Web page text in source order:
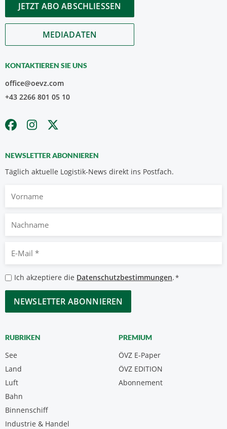
JETZT ABO ABSCHLIESSEN
MEDIADATEN
KONTAKTIEREN SIE UNS
office@oevz.com
+43 2266 801 05 10
NEWSLETTER ABONNIEREN
Täglich aktuelle Logistik-News direkt ins Postfach.
Nachname
Mail
*
Datenschutzbestimmungen
*
Ich akzeptiere die Datenschutzbestimmungen.*
CAPTCHA
RUBRIKEN
See
Land
Luft
Bahn
Binnenschiff
Industrie & Handel
PREMIUM
ÖVZ E-Paper
Abonnement
ÖVZ EDITION